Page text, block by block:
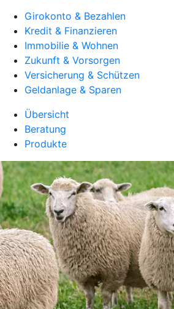
Girokonto & Bezahlen
Kredit & Finanzieren
Immobilie & Wohnen
Zukunft & Vorsorgen
Versicherung & Schützen
Geldanlage & Sparen
Übersicht
Beratung
Produkte